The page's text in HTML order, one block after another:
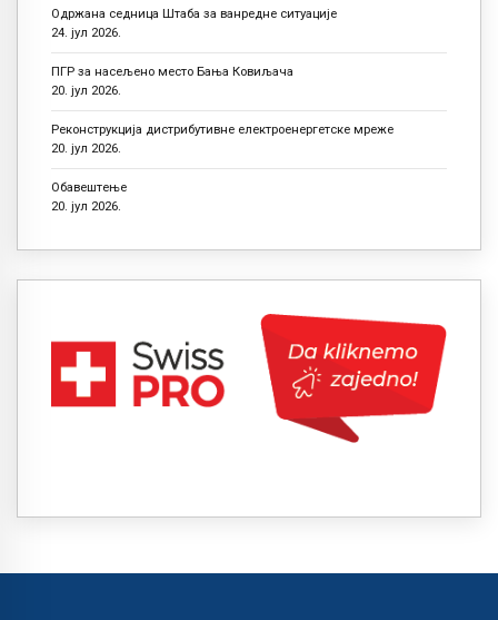
Одржана седница Штаба за ванредне ситуације
24. јул 2026.
ПГР за насељено место Бања Ковиљача
20. јул 2026.
Реконструкција дистрибутивне електроенергетске мреже
20. јул 2026.
Обавештење
20. јул 2026.